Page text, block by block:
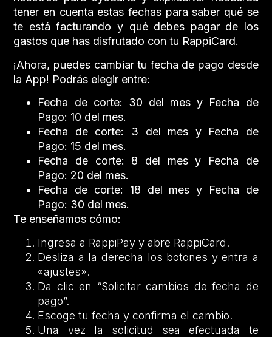
tener en cuenta estas fechas para saber qué se
te está facturando y qué debes pagar de los
gastos que has disfrutado con tu RappiCard.
¡Ahora, puedes cambiar tu fecha de pago desde
la App! Podrás elegir entre:
Fecha de corte: 30 del mes y Fecha de
Pago: 10 del mes.
Fecha de corte: 3 del mes y Fecha de
Pago: 15 del mes.
Fecha de corte: 8 del mes y Fecha de
Pago: 20 del mes.
Fecha de corte: 18 del mes y Fecha de
Pago: 30 del mes.
Te enseñamos cómo:
Ingresa a RappiPay y abre RappiCard.
Desliza a la derecha los botones y entra a
«ajustes».
Da clic en “Solicitar cambios de fecha de
pago”.
Escoge tu fecha y confirma el cambio.
Una vez la solicitud sea efectuada te